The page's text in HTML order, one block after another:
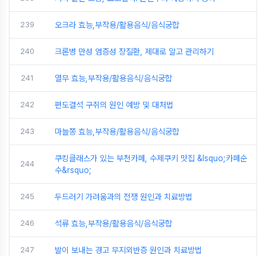
239 오크라 효능,부작용/활용음식/음식궁합
240 크론병 만성 염증성 장질환, 제대로 알고 관리하기
241 열무 효능,부작용/활용음식/음식궁합
242 편도결석 구취의 원인 예방 및 대처법
243 마늘쫑 효능,부작용/활용음식/음식궁합
244
쿠킹클래스가 있는 부천카페, 수제쿠키 맛집 &lsquo;카페순
수&rsquo;
245 두드러기 가려움과의 전쟁 원인과 치료방법
246 석류 효능,부작용/활용음식/음식궁합
247 발이 보내는 경고 무지외반증 원인과 치료방법